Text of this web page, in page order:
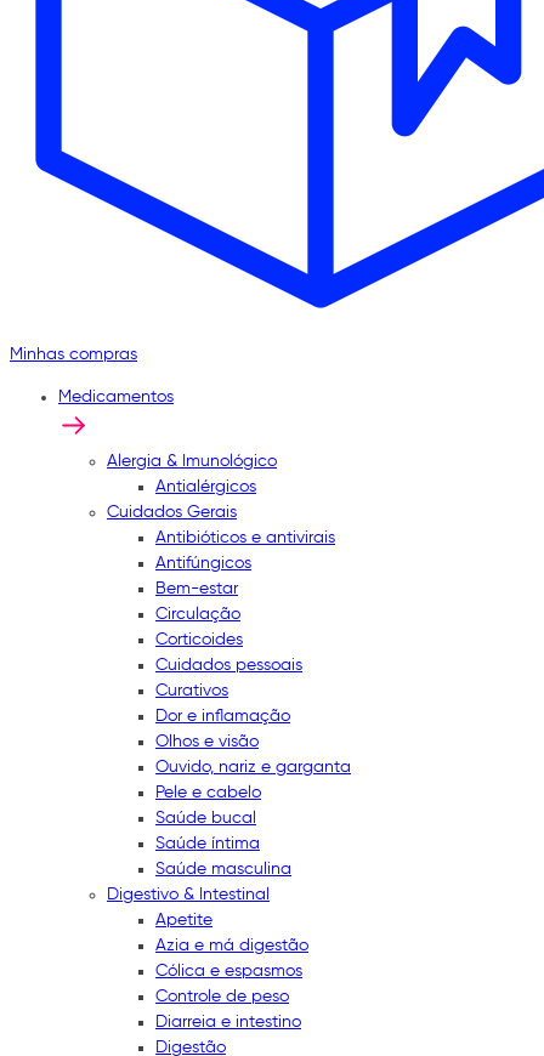
Minhas compras
Medicamentos
Alergia & Imunológico
Antialérgicos
Cuidados Gerais
Antibióticos e antivirais
Antifúngicos
Bem-estar
Circulação
Corticoides
Cuidados pessoais
Curativos
Dor e inflamação
Olhos e visão
Ouvido, nariz e garganta
Pele e cabelo
Saúde bucal
Saúde íntima
Saúde masculina
Digestivo & Intestinal
Apetite
Azia e má digestão
Cólica e espasmos
Controle de peso
Diarreia e intestino
Digestão